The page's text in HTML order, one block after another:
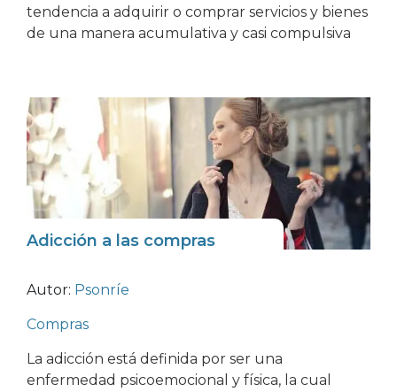
tendencia a adquirir o comprar servicios y bienes
de una manera acumulativa y casi compulsiva
Adicción a las compras
Autor: Psonríe
Compras
La adicción está definida por ser una
enfermedad psicoemocional y física, la cual